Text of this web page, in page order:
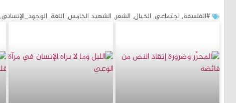
#الفلسفة, اجتماعي, الخيال, الشعر, الشهيد الخامس, اللغة, الوجود_الإنساني,